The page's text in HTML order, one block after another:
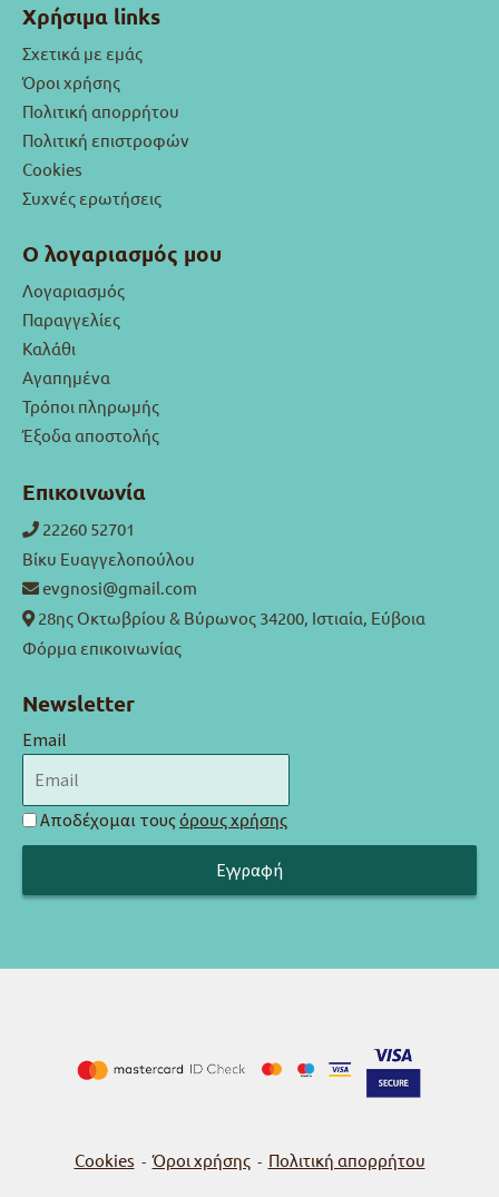
Χρήσιμα links
Σχετικά με εμάς
Όροι χρήσης
Πολιτική απορρήτου
Πολιτική επιστροφών
Cookies
Συχνές ερωτήσεις
Ο λογαριασμός μου
Λογαριασμός
Παραγγελίες
Καλάθι
Αγαπημένα
Τρόποι πληρωμής
Έξοδα αποστολής
Επικοινωνία
22260 52701
Βίκυ Ευαγγελοπούλου
evgnosi@gmail.com
28ης Οκτωβρίου & Βύρωνος 34200, Ιστιαία, Εύβοια
Φόρμα επικοινωνίας
Newsletter
Email
Αποδέχομαι τους όρους χρήσης
Cookies - Όροι χρήσης - Πολιτική απορρήτου